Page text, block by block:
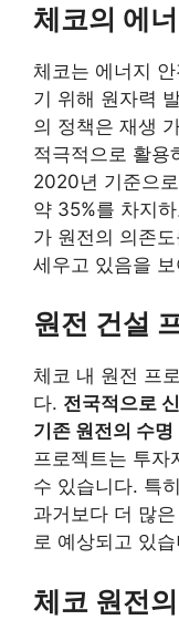
체코의 에
체코는 에너지
기 위해 원자력
의 정책은 재생
적극적으로 활용
2020년 기준으
약 35%를 차지
가 원전의 의존
세우고 있음을
원전 건설
체코 내 원전 프
다. 전국적으로
기존 원전의 수
프로젝트는 투자
수 있습니다. 특
과거보다 더 많
로 예상되고 있
체코 원전